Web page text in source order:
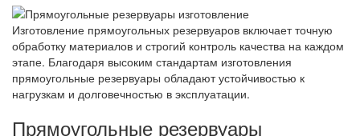
Изготовление прямоугольных резервуаров включает точную
обработку материалов и строгий контроль качества на каждом
этапе. Благодаря высоким стандартам изготовления
прямоугольные резервуары обладают устойчивостью к
нагрузкам и долговечностью в эксплуатации.
Прямоугольные резервуары